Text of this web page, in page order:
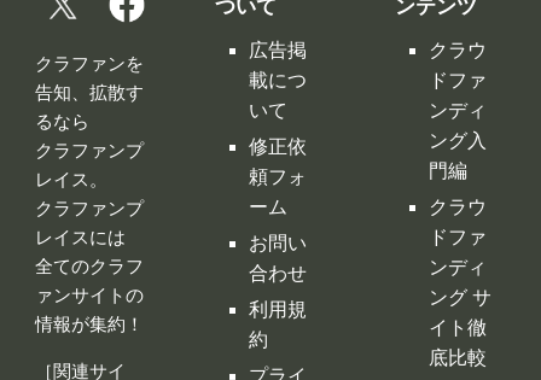
クラファンプ
全てのクラフ
ァンサイトの
情報が集約！
［関連サイ
ト］
ーム
お問い
合わせ
利用規
約
プライ
バシー
ポリシ
ー
特定商
取引法
に基づ
クラウ
ドファ
ンディ
ング サ
イト徹
底比較
クラウ
ドファ
ンディ
ング 人
気サイ
トラン